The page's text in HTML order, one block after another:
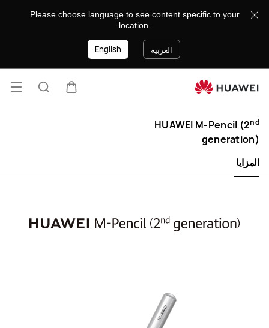
M-
Please choose language to see content specific to your
location.
العربية English
فتح
HUAWEI M-Pencil (2nd
generation)
المزايا